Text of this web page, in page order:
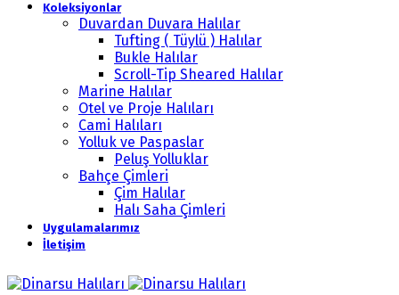
Koleksiyonlar
Duvardan Duvara Halılar
Tufting ( Tüylü ) Halılar
Bukle Halılar
Scroll-Tip Sheared Halılar
Marine Halılar
Otel ve Proje Halıları
Cami Halıları
Yolluk ve Paspaslar
Peluş Yolluklar
Bahçe Çimleri
Çim Halılar
Halı Saha Çimleri
Uygulamalarımız
İletişim